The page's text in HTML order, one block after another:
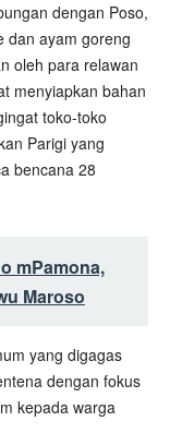
dengan Poso,
dan ayam goreng
oleh para relawan
menyiapkan bahan
toko-toko
Parigi yang
bencana 28
mPamona,
Maroso
yang digagas
dengan fokus
kepada warga